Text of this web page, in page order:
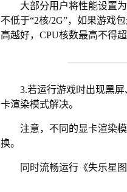
大部分用户将性能设置
不低于“2核/2G”，如果游戏
高越好，CPU核数最高不得
3.若运行游戏时出现黑
卡渲染模式解决。
注意，不同的显卡渲染
换。
同时流畅运行《失乐星